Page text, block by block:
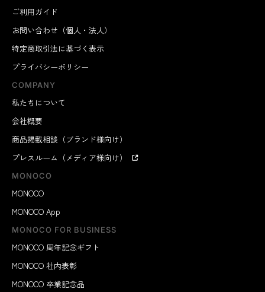
ご利用ガイド
お問い合わせ（個人・法人）
特定商取引法に基づく表示
プライバシーポリシー
COMPANY
私たちについて
会社概要
商品掲載相談（ブランド様向け）
プレスルーム（メディア様向け）
MONOCO
MONOCO
MONOCO App
MONOCO FOR BUSINESS
MONOCO 周年記念ギフト
MONOCO 社内表彰
MONOCO 卒業記念品